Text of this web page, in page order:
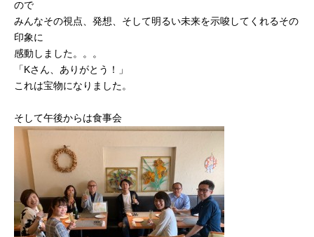
ので
みんなその視点、発想、そして明るい未来を示唆してくれるその
印象に
感動しました。。。
「Kさん、ありがとう！」
これは宝物になりました。
そして午後からは食事会